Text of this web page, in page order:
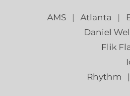
AMS | Atlanta |
Daniel
Flik
Rhythm